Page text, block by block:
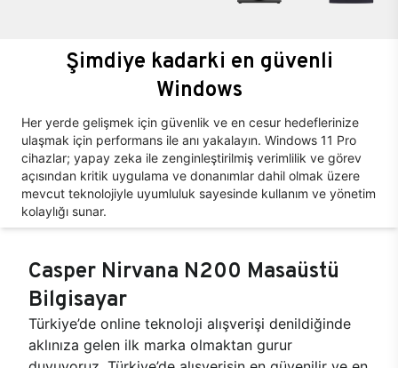
Şimdiye kadarki en güvenli
Windows
Her yerde gelişmek için güvenlik ve en cesur hedeflerinize
ulaşmak için performans ile anı yakalayın. Windows 11 Pro
cihazlar; yapay zeka ile zenginleştirilmiş verimlilik ve görev
açısından kritik uygulama ve donanımlar dahil olmak üzere
mevcut teknolojiyle uyumluluk sayesinde kullanım ve yönetim
kolaylığı sunar.
Casper Nirvana N200 Masaüstü
Bilgisayar
Türkiye’de online teknoloji alışverişi denildiğinde
aklınıza gelen ilk marka olmaktan gurur